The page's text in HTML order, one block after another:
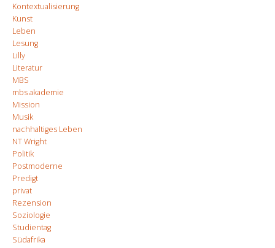
Kontextualisierung
Kunst
Leben
Lesung
Lilly
Literatur
MBS
mbs akademie
Mission
Musik
nachhaltiges Leben
NT Wright
Politik
Postmoderne
Predigt
privat
Rezension
Soziologie
Studientag
Südafrika